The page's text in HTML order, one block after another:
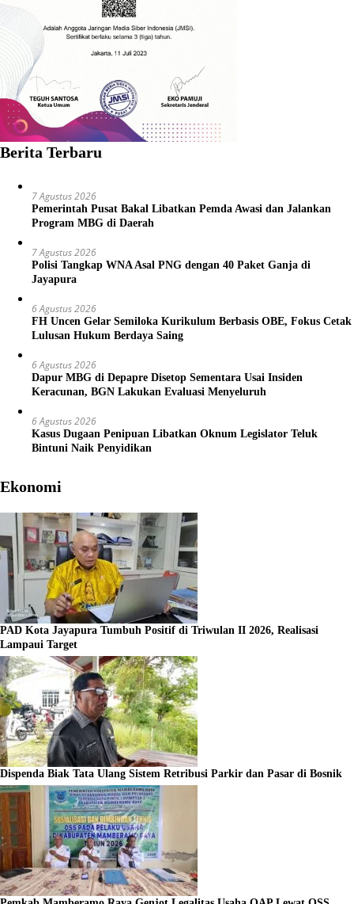
Berita Terbaru
7 Agustus 2026
Pemerintah Pusat Bakal Libatkan Pemda Awasi dan Jalankan
Program MBG di Daerah
7 Agustus 2026
Polisi Tangkap WNA Asal PNG dengan 40 Paket Ganja di
Jayapura
6 Agustus 2026
FH Uncen Gelar Semiloka Kurikulum Berbasis OBE, Fokus Cetak
Lulusan Hukum Berdaya Saing
6 Agustus 2026
Dapur MBG di Depapre Disetop Sementara Usai Insiden
Keracunan, BGN Lakukan Evaluasi Menyeluruh
6 Agustus 2026
Kasus Dugaan Penipuan Libatkan Oknum Legislator Teluk
Bintuni Naik Penyidikan
Ekonomi
PAD Kota Jayapura Tumbuh Positif di Triwulan II 2026, Realisasi
Lampaui Target
Dispenda Biak Tata Ulang Sistem Retribusi Parkir dan Pasar di Bosnik